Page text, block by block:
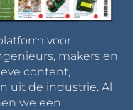
voor
makers en
content,
uit de industrie. Al
we een